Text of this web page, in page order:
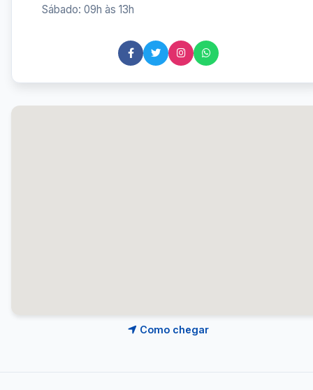
Sábado: 09h às 13h
Como chegar